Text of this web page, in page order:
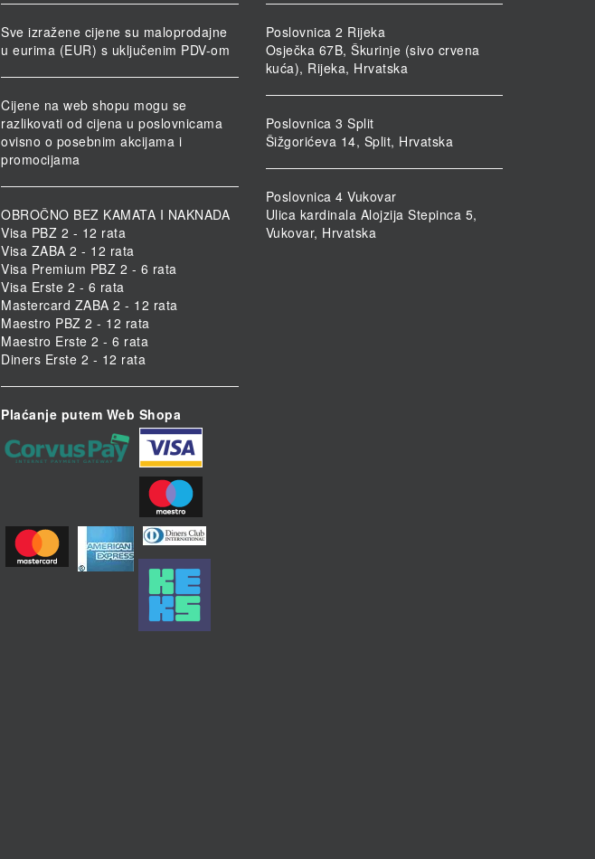
Sve izražene cijene su maloprodajne
u eurima (EUR) s uključenim PDV-om
Cijene na web shopu mogu se
razlikovati od cijena u poslovnicama
ovisno o posebnim akcijama i
promocijama
OBROČNO BEZ KAMATA I NAKNADA
Visa PBZ 2 - 12 rata
Visa ZABA 2 - 12 rata
Visa Premium PBZ 2 - 6 rata
Visa Erste 2 - 6 rata
Mastercard ZABA 2 - 12 rata
Maestro PBZ 2 - 12 rata
Maestro Erste 2 - 6 rata
Diners Erste 2 - 12 rata
Plaćanje putem Web Shopa
Poslovnica 2 Rijeka
Osječka 67B, Škurinje (sivo crvena
kuća), Rijeka, Hrvatska
Poslovnica 3 Split
Šižgorićeva 14, Split, Hrvatska
Poslovnica 4 Vukovar
Ulica kardinala Alojzija Stepinca 5,
Vukovar, Hrvatska